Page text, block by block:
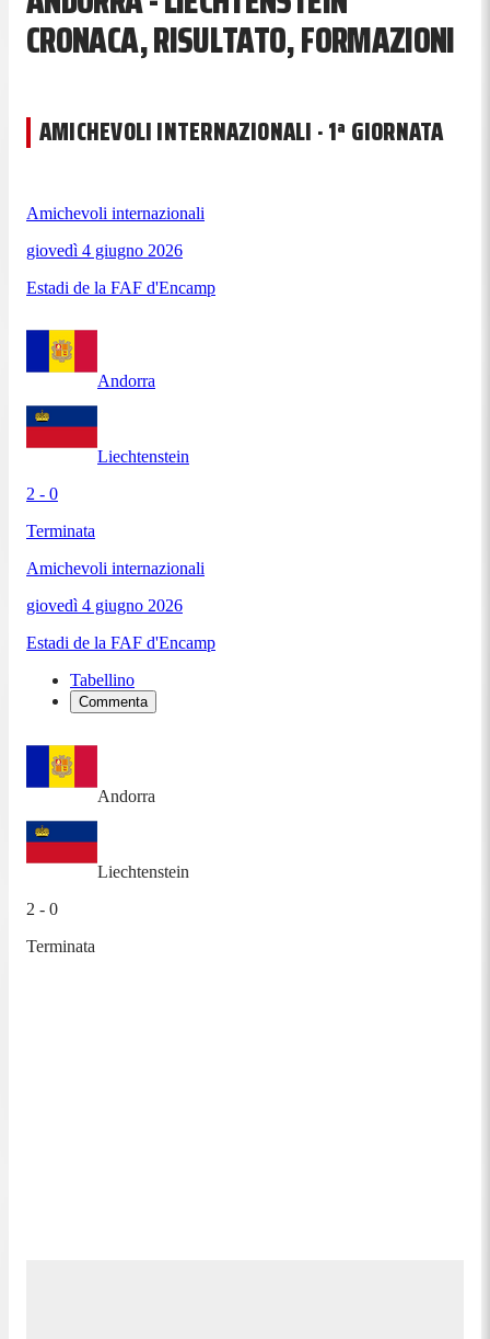
CRONACA, RISULTATO, FORMAZIONI
AMICHEVOLI INTERNAZIONALI · 1ª GIORNATA
Amichevoli internazionali
giovedì 4 giugno 2026
Estadi de la FAF d'Encamp
Andorra
Liechtenstein
2 - 0
Terminata
Amichevoli internazionali
giovedì 4 giugno 2026
Estadi de la FAF d'Encamp
Tabellino
Commenta
Andorra
Liechtenstein
2 - 0
Terminata